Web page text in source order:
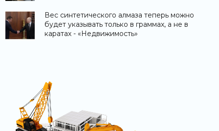
Вес синтетического алмаза теперь можно
будет указывать только в граммах, а не в
каратах - «Недвижимость»